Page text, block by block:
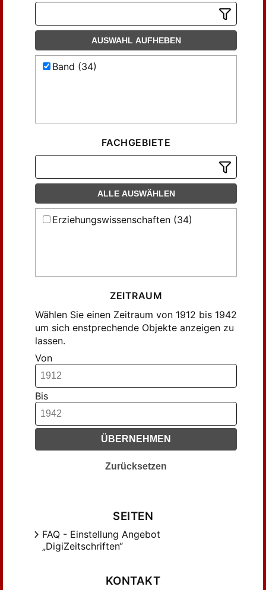
AUSWAHL AUFHEBEN
Band (34)
FACHGEBIETE
ALLE AUSWÄHLEN
Erziehungswissenschaften (34)
ZEITRAUM
Wählen Sie einen Zeitraum von 1912 bis 1942
um sich enstprechende Objekte anzeigen zu
lassen.
Von
Bis
ÜBERNEHMEN
Zurücksetzen
SEITEN
FAQ - Einstellung Angebot
„DigiZeitschriften“
KONTAKT